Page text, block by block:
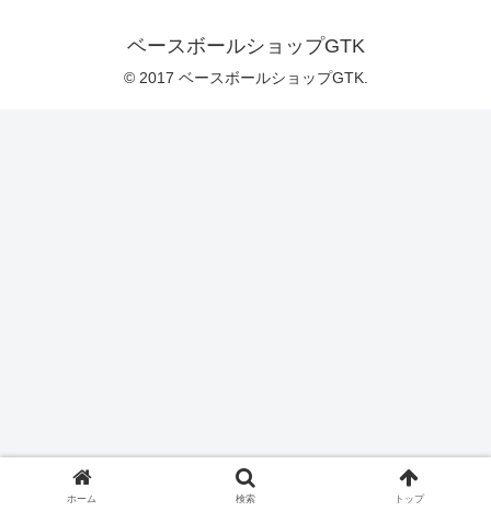
ベースボールショップGTK
© 2017 ベースボールショップGTK.
ホーム 検索 トップ